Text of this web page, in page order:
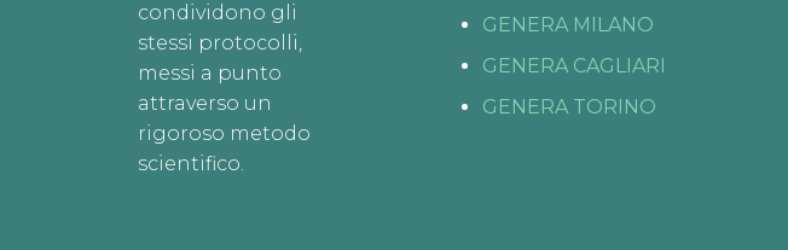
condividono gli
stessi protocolli,
messi a punto
attraverso un
rigoroso metodo
scientifico.
GENERA MILANO
GENERA CAGLIARI
GENERA TORINO